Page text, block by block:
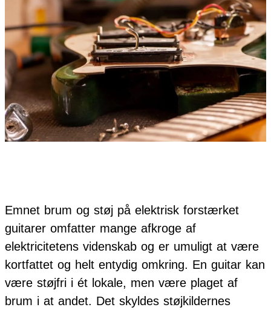
Emnet brum og støj på elektrisk forstærket
guitarer omfatter mange afkroge af
elektricitetens videnskab og er umuligt at være
kortfattet og helt entydig omkring. En guitar kan
være støjfri i ét lokale, men være plaget af
brum i at andet. Det skyldes støjkildernes